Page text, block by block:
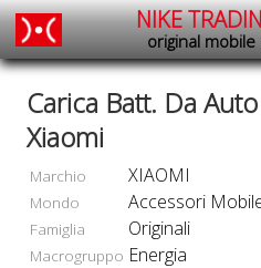
NIKE
original
Carica Batt. Da
Xiaomi
Marchio XIAOMI
Mondo Accessori
Famiglia Originali
Macrogruppo Energia